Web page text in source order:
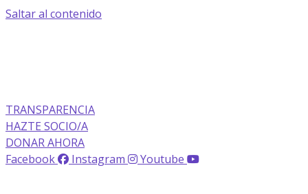
Saltar al contenido
TRANSPARENCIA
HAZTE SOCIO/A
DONAR AHORA
Facebook
Instagram Youtube